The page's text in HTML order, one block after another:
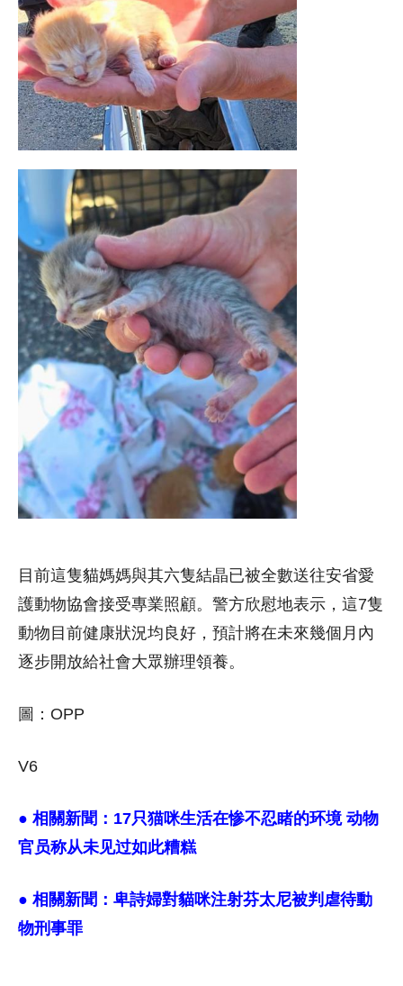
目前這隻貓媽媽與其六隻結晶已被全數送往安省愛
護動物協會接受專業照顧。警方欣慰地表示，這7隻
動物目前健康狀況均良好，預計將在未來幾個月內
逐步開放給社會大眾辦理領養。
圖：OPP
V6
● 相關新聞： 17只猫咪生活在惨不忍睹的环境 动物
官员称从未见过如此糟糕
● 相關新聞： 卑詩婦對貓咪注射芬太尼被判虐待動
物刑事罪